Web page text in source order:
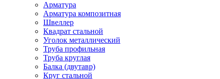
Арматура
Арматура композитная
Швеллер
Квадрат стальной
Уголок металлический
Труба профильная
Труба круглая
Балка (двутавр)
Круг стальной